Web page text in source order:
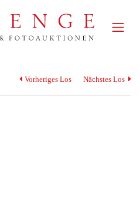
Vorheriges Los Nächstes Los